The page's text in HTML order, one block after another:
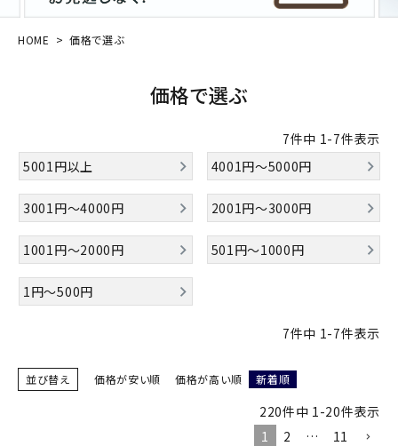
ACCOUNT MENU
お酒別オススメ
価格別
お問い合わせ
ご利用ガイド
HOME 価格で選ぶ
価格で選ぶ
7件中 1-7件表示
5001円以上
4001円～5000円
3001円～4000円 2001円～3000円
1001円～2000円 501円～1000円
1円～500円
7件中 1-7件表示
並び替え 価格が安い順 価格が高い順 新着順
220件中 1 -20件表示
1
2 … 11